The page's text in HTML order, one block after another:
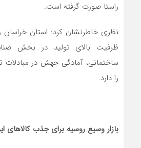
راستا صورت گرفته است.
نظری خاطرنشان کرد: استان خراسان
ظرفیت بالای تولید در بخش
ساختمانی، آمادگی جهش در مبادلات
را دارد.
بازار وسیع روسیه برای جذب کالاهای